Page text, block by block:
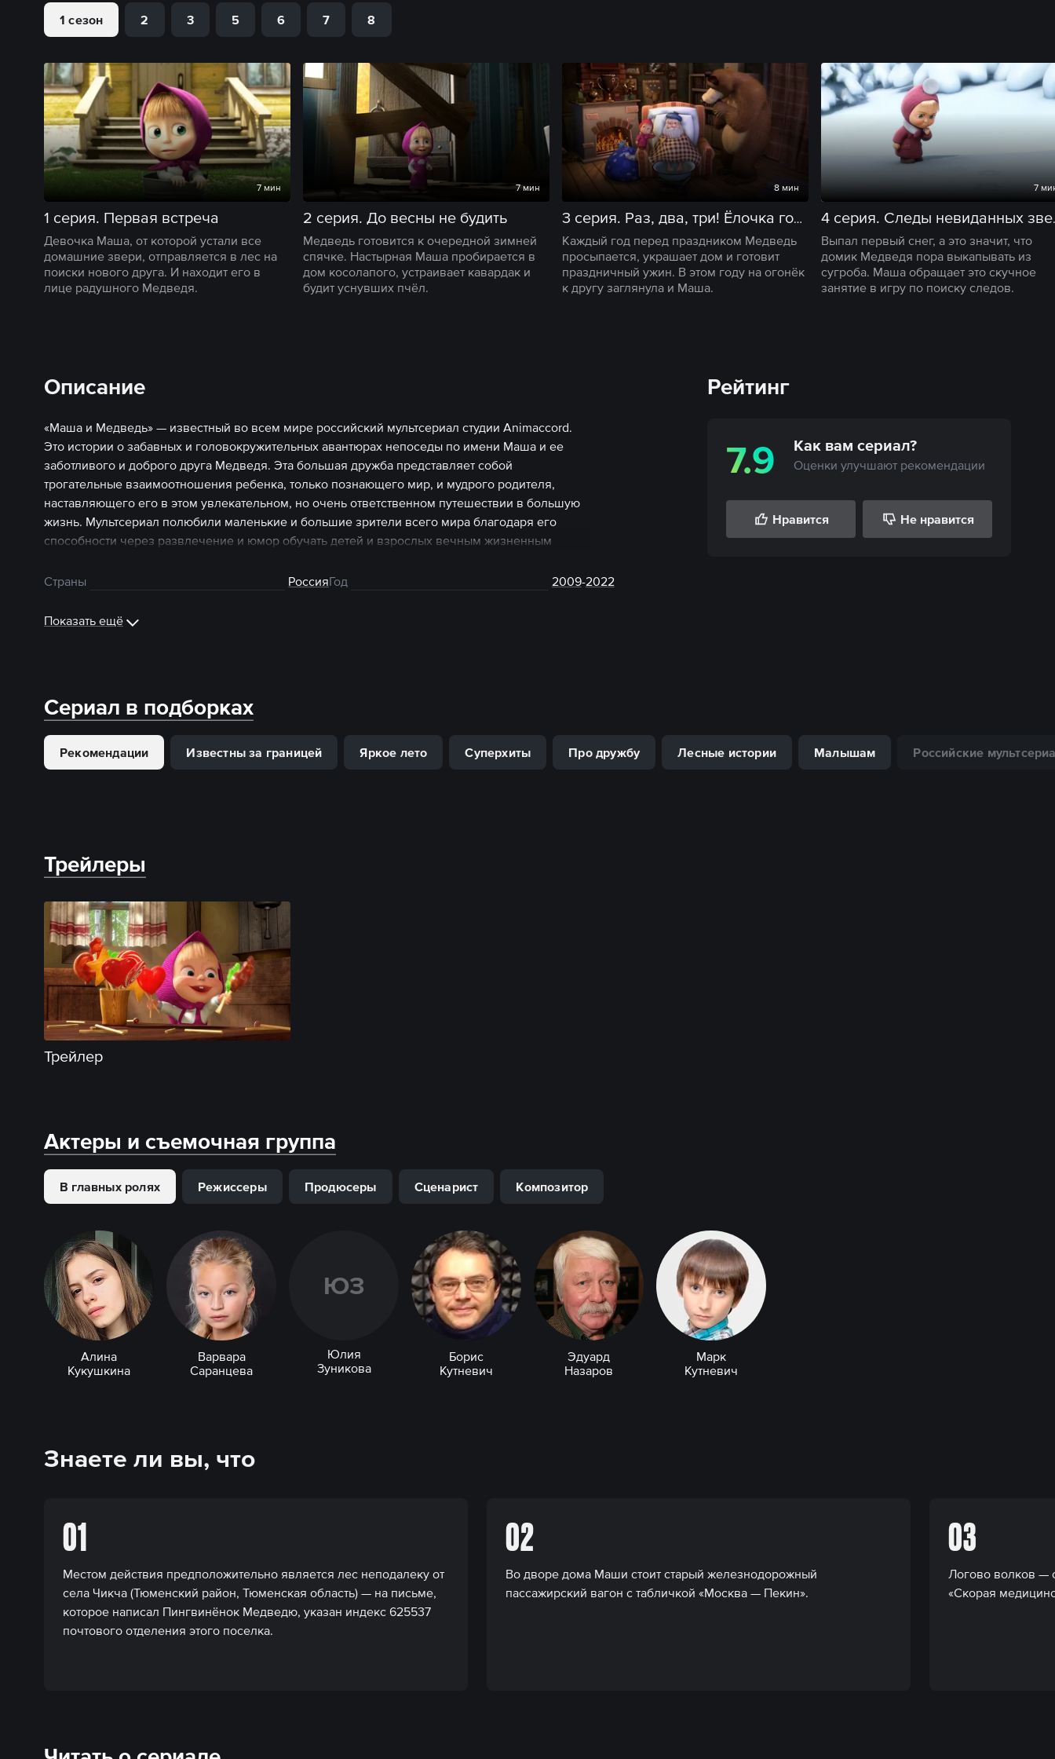
1 сезон 2 3 5 6 7 8
7 мин
1 серия. Первая встреча
Девочка Маша, от которой устали все
домашние звери, отправляется в лес на
поиски нового друга. И находит его в
лице радушного Медведя.
7 мин
2 серия. До весны не будить
Медведь готовится к очередной зимней
спячке. Настырная Маша пробирается в
дом косолапого, устраивает кавардак и
будит уснувших пчёл.
8 мин
3 серия. Раз, два, три! Ёлочка гори!
Каждый год перед праздником Медведь
просыпается, украшает дом и готовит
праздничный ужин. В этом году на огонёк
к другу заглянула и Маша.
7
4
Выпал первый снег, а это значит, что
домик Медведя пора выкапывать из
сугроба. Маша обращает это скучное
занятие в игру по поиску следов.
Описание
«Маша и Медведь» — известный во всем мире российский мультсериал студии Animaccord.
Это истории о забавных и головокружительных авантюрах непоседы по имени Маша и ее
заботливого и доброго друга Медведя. Эта большая дружба представляет собой
трогательные взаимоотношения ребенка, только познающего мир, и мудрого родителя,
наставляющего его в этом увлекательном, но очень ответственном путешествии в большую
жизнь. Мультсериал полюбили маленькие и большие зрители всего мира благодаря его
способности через развлечение и юмор обучать детей и взрослых вечным жизненным
Медведь» можно смотреть онлайн на START.
Страны РоссияГод 2009-2022
Показать ещё
Рейтинг
7.9 Как вам сериал?
Оценки улучшают рекомендации
Нравится Не нравится
Сериал в подборках
Рекомендации Известны за границей Яркое лето Суперхиты Про дружбу Лесные истории Малышам Российские
Трейлеры
Трейлер
Актеры и съемочная группа
В главных ролях Режиссеры Продюсеры Сценарист Композитор
Алина
Кукушкина
Варвара
Саранцева
ЮЗ
Юлия
Зуникова
Борис
Кутневич
Эдуард
Назаров
Марк
Кутневич
Знаете ли вы, что
01
Местом действия предположительно является лес неподалеку от
села Чикча (Тюменский район, Тюменская область) — на письме,
которое написал Пингвинёнок Медведю, указан индекс 625537
почтового отделения этого поселка.
02
Во дворе дома Маши стоит старый железнодорожный
пассажирский вагон с табличкой «Москва — Пекин».
03
Логово волков —
«Скорая